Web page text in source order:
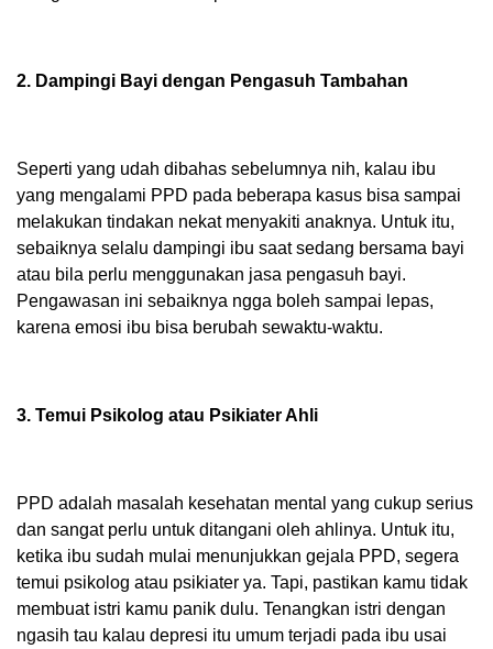
2. Dampingi Bayi dengan Pengasuh Tambahan
Seperti yang udah dibahas sebelumnya nih, kalau ibu
yang mengalami PPD pada beberapa kasus bisa sampai
melakukan tindakan nekat menyakiti anaknya. Untuk itu,
sebaiknya selalu dampingi ibu saat sedang bersama bayi
atau bila perlu menggunakan jasa pengasuh bayi.
Pengawasan ini sebaiknya ngga boleh sampai lepas,
karena emosi ibu bisa berubah sewaktu-waktu.
3. Temui Psikolog atau Psikiater Ahli
PPD adalah masalah kesehatan mental yang cukup serius
dan sangat perlu untuk ditangani oleh ahlinya. Untuk itu,
ketika ibu sudah mulai menunjukkan gejala PPD, segera
temui psikolog atau psikiater ya. Tapi, pastikan kamu tidak
membuat istri kamu panik dulu. Tenangkan istri dengan
ngasih tau kalau depresi itu umum terjadi pada ibu usai